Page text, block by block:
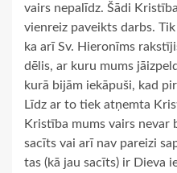
vairs nepalīdz. Šādi
vienreiz paveikts darbs.
ka arī Sv. Hieronīms
dēlis, ar kuru mums
kurā bijām iekāpuši, kad
Līdz ar to tiek atņemta
Kristība mums vairs nevar
sacīts vai arī nav pareizi
tas (kā jau sacīts) ir Dieva